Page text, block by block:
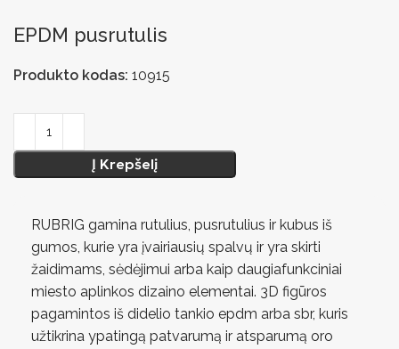
EPDM pusrutulis
Produkto kodas: 10915
Į Krepšelį
RUBRIG gamina rutulius, pusrutulius ir kubus iš
gumos, kurie yra įvairiausių spalvų ir yra skirti
žaidimams, sėdėjimui arba kaip daugiafunkciniai
miesto aplinkos dizaino elementai. 3D figūros
pagamintos iš didelio tankio epdm arba sbr, kuris
užtikrina ypatingą patvarumą ir atsparumą oro